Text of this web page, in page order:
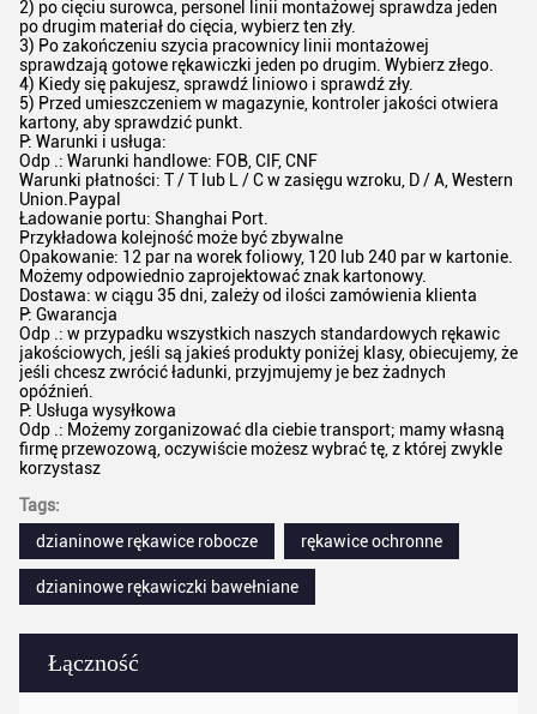
Łączność
2) po cięciu surowca, personel linii montażowej sprawdza jeden
po drugim materiał do cięcia, wybierz ten zły.
3) Po zakończeniu szycia pracownicy linii montażowej
sprawdzają gotowe rękawiczki jeden po drugim. Wybierz złego.
4) Kiedy się pakujesz, sprawdź liniowo i sprawdź zły.
5) Przed umieszczeniem w magazynie, kontroler jakości otwiera
kartony, aby sprawdzić punkt.
P: Warunki i usługa:
Odp .: Warunki handlowe: FOB, CIF, CNF
Warunki płatności: T / T lub L / C w zasięgu wzroku, D / A, Western
Union.Paypal
Ładowanie portu: Shanghai Port.
Przykładowa kolejność może być zbywalne
Opakowanie: 12 par na worek foliowy, 120 lub 240 par w kartonie.
Możemy odpowiednio zaprojektować znak kartonowy.
Dostawa: w ciągu 35 dni, zależy od ilości zamówienia klienta
P: Gwarancja
Odp .: w przypadku wszystkich naszych standardowych rękawic
jakościowych, jeśli są jakieś produkty poniżej klasy, obiecujemy, że
jeśli chcesz zwrócić ładunki, przyjmujemy je bez żadnych
opóźnień.
P: Usługa wysyłkowa
Odp .: Możemy zorganizować dla ciebie transport; mamy własną
firmę przewozową, oczywiście możesz wybrać tę, z której zwykle
korzystasz
Tags:
dzianinowe rękawice robocze
rękawice ochronne
dzianinowe rękawiczki bawełniane